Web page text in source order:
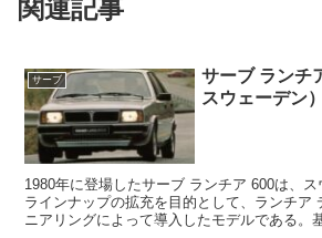
関連記事
サーブ
サーブ ランチ
スウェーデン）
1980年に登場したサーブ ランチア 600は、
ラインナップの拡充を目的として、ランチア
ニアリングによって導入したモデルである。